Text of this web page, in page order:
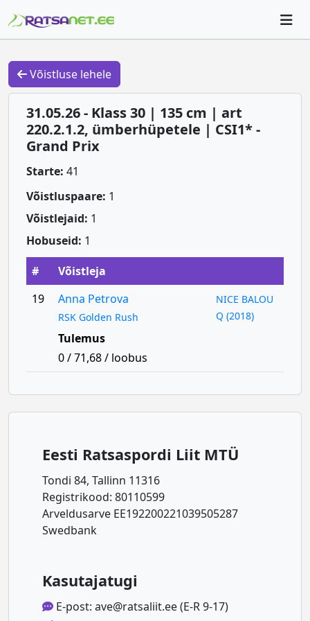
Võistluse lehele
31.05.26 - Klass 30 | 135 cm | art
220.2.1.2, ümberhüpetele | CSI1* -
Grand Prix
Starte: 41
Võistluspaare: 1
Võistlejaid: 1
Hobuseid: 1
#
Võistleja
19
Anna Petrova
RSK Golden Rush
NICE BALOU
Q (2018)
Tulemus
0 / 71,68 / loobus
Eesti Ratsaspordi Liit MTÜ
Tondi 84, Tallinn 11316
Registrikood: 80110599
Arveldusarve EE192200221039505287
Swedbank
Kasutajatugi
E-post: ave@ratsaliit.ee (E-R 9-17)